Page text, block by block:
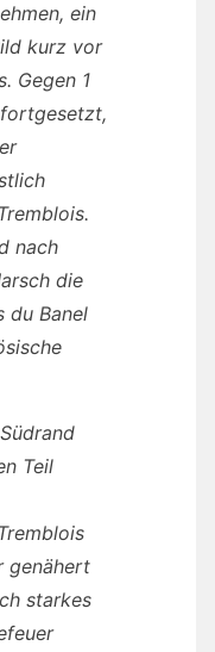
ein
kurz vor
Gegen 1
nach
die
du Banel
Teil
genähert
starkes